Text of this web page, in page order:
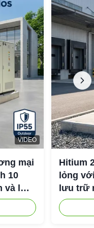
VIDEO
mại
10
và lưu
Hitium
lỏng
lưu trữ